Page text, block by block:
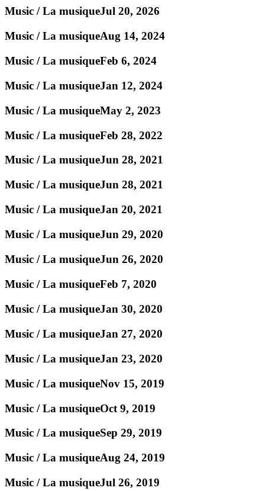
Music / La musiqueJul 20, 2026
Music / La musiqueAug 14, 2024
Music / La musiqueFeb 6, 2024
Music / La musiqueJan 12, 2024
Music / La musiqueMay 2, 2023
Music / La musiqueFeb 28, 2022
Music / La musiqueJun 28, 2021
Music / La musiqueJun 28, 2021
Music / La musiqueJan 20, 2021
Music / La musiqueJun 29, 2020
Music / La musiqueJun 26, 2020
Music / La musiqueFeb 7, 2020
Music / La musiqueJan 30, 2020
Music / La musiqueJan 27, 2020
Music / La musiqueJan 23, 2020
Music / La musiqueNov 15, 2019
Music / La musiqueOct 9, 2019
Music / La musiqueSep 29, 2019
Music / La musiqueAug 24, 2019
Music / La musiqueJul 26, 2019